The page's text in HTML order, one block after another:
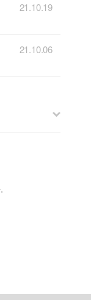
21.10.19
21.10.06